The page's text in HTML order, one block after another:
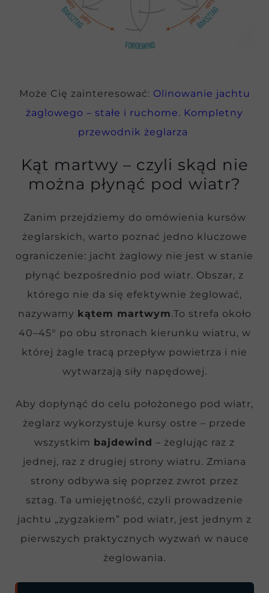
Może Cię zainteresować: Olinowanie jachtu
żaglowego – stałe i ruchome. Kompletny
przewodnik żeglarza
Kąt martwy – czyli skąd nie
można płynąć pod wiatr?
Zanim przejdziemy do omówienia kursów
żeglarskich, warto poznać jedno kluczowe
ograniczenie: jacht żaglowy nie jest w stanie
płynąć bezpośrednio pod wiatr. Obszar, z
którego nie da się efektywnie żeglować,
nazywamy kątem martwym.To strefa około
40–45° po obu stronach kierunku wiatru, w
której żagle tracą przepływ powietrza i nie
wytwarzają siły napędowej.
Aby dopłynąć do celu położonego pod wiatr,
żeglarz wykorzystuje kursy ostre – przede
wszystkim bajdewind – żeglując raz z
jednej, raz z drugiej strony wiatru. Zmiana
strony odbywa się poprzez zwrot przez
sztag. Ta umiejętność, czyli prowadzenie
jachtu „zygzakiem” pod wiatr, jest jednym z
pierwszych praktycznych wyzwań w nauce
żeglowania.